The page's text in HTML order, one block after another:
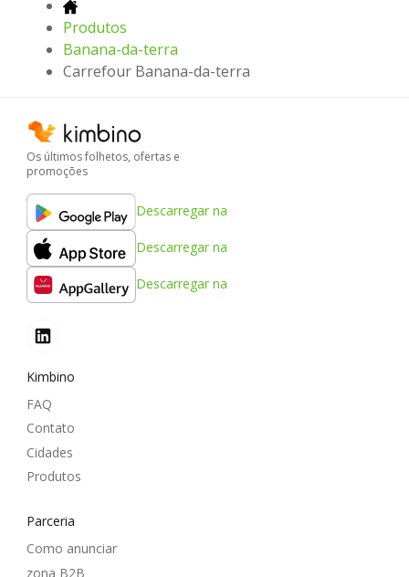
Produtos
Banana-da-terra
Carrefour Banana-da-terra
Os últimos folhetos, ofertas e
promoções
Descarregar na
Descarregar na
Descarregar na
Kimbino
FAQ
Contato
Cidades
Produtos
Parceria
Como anunciar
zona B2B